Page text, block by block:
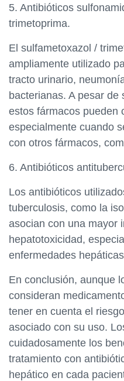
5. Antibióticos
trimetoprima.
El sulfametoxazol /
ampliamente utilizado
tracto urinario,
bacterianas. A pesar
estos fármacos pueden
especialmente cuando
con otros fármacos,
6. Antibióticos
Los antibióticos
tuberculosis, como la
asocian con una mayor
hepatotoxicidad,
enfermedades
En conclusión, aunque
consideran
tener en cuenta el
asociado con su uso.
cuidadosamente los
tratamiento con
hepático en cada